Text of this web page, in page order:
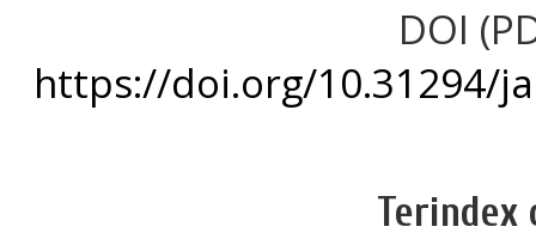
DOI
https://doi.org/10.31294/
Terindex